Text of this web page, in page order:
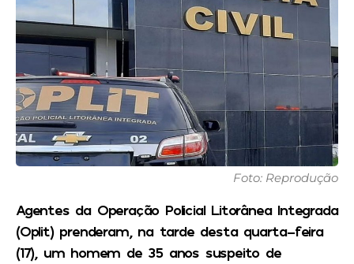
Foto: Reprodução
Agentes da Operação Policial Litorânea Integrada
(Oplit) prenderam, na tarde desta quarta-feira
(17), um homem de 35 anos suspeito de